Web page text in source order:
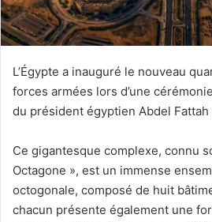
L’Égypte a inauguré le nouveau
forces armées lors d’une
du président égyptien Abdel Fattah
Ce gigantesque complexe, connu
Octagone », est un immense
octogonale, composé de huit
chacun présente également une